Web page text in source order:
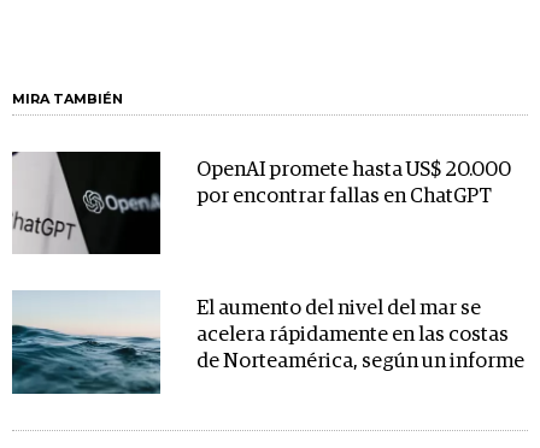
MIRA TAMBIÉN
OpenAI promete hasta US$ 20.000
por encontrar fallas en ChatGPT
El aumento del nivel del mar se
acelera rápidamente en las costas
de Norteamérica, según un informe